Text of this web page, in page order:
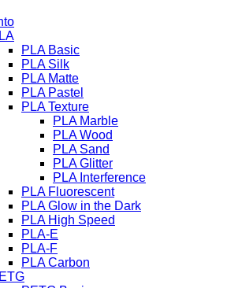
PLA Basic
PLA Silk
PLA Matte
PLA Pastel
PLA Texture
PLA Marble
PLA Wood
PLA Sand
PLA Glitter
PLA Interference
PLA Fluorescent
PLA Glow in the Dark
PLA High Speed
PLA-E
PLA-F
PLA Carbon